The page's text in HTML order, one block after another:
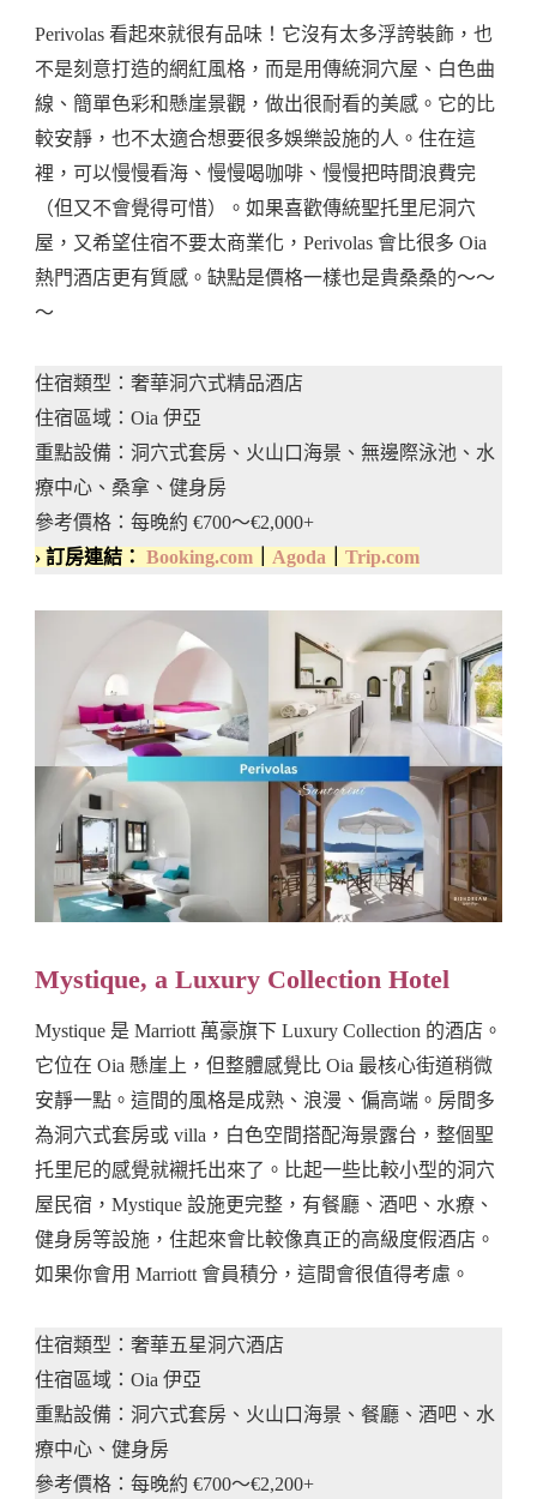
Perivolas 看起來就很有品味！它沒有太多浮誇裝飾，也
不是刻意打造的網紅風格，而是用傳統洞穴屋、白色曲
線、簡單色彩和懸崖景觀，做出很耐看的美感。它的比
較安靜，也不太適合想要很多娛樂設施的人。住在這
裡，可以慢慢看海、慢慢喝咖啡、慢慢把時間浪費完
（但又不會覺得可惜）。如果喜歡傳統聖托里尼洞穴
屋，又希望住宿不要太商業化，Perivolas 會比很多 Oia
熱門酒店更有質感。缺點是價格一樣也是貴桑桑的～～
～
住宿類型：奢華洞穴式精品酒店
住宿區域：Oia 伊亞
重點設備：洞穴式套房、火山口海景、無邊際泳池、水
療中心、桑拿、健身房
參考價格：每晚約 €700～€2,000+
› 訂房連結： Booking.com Agoda Trip.com
Mystique, a Luxury Collection Hotel
Mystique 是 Marriott 萬豪旗下 Luxury Collection 的酒店。
它位在 Oia 懸崖上，但整體感覺比 Oia 最核心街道稍微
安靜一點。這間的風格是成熟、浪漫、偏高端。房間多
為洞穴式套房或 villa，白色空間搭配海景露台，整個聖
托里尼的感覺就襯托出來了。比起一些比較小型的洞穴
屋民宿，Mystique 設施更完整，有餐廳、酒吧、水療、
健身房等設施，住起來會比較像真正的高級度假酒店。
如果你會用 Marriott 會員積分，這間會很值得考慮。
住宿類型：奢華五星洞穴酒店
住宿區域：Oia 伊亞
重點設備：洞穴式套房、火山口海景、餐廳、酒吧、水
療中心、健身房
參考價格：每晚約 €700～€2,200+